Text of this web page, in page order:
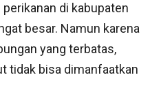
di kabupaten
besar. Namun karena
yang terbatas,
tidak bisa dimanfaatkan